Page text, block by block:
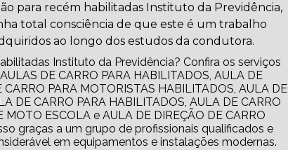
para recém habilitadas Instituto da Previdência,
total consciência de que este é um trabalho
ao longo dos estudos da condutora.
Instituto da Previdência? Confira os serviços
DE CARRO PARA HABILITADOS, AULA DE
PARA MOTORISTAS HABILITADOS, AULA DE
DE CARRO PARA HABILITADOS, AULA DE CARRO
ESCOLA e AULA DE DIREÇÃO DE CARRO
graças a um grupo de profissionais qualificados e
em equipamentos e instalações modernas.